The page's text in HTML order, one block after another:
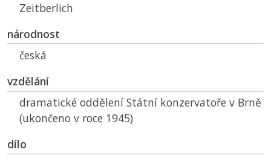
Zeitberlich
národnost
česká
vzdělání
dramatické oddělení Státní konzervatoře v Brně
(ukončeno v roce 1945)
dílo